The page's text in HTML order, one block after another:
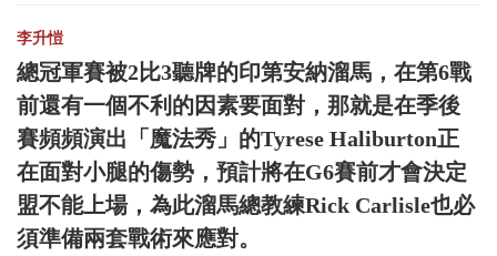
李升愷
總冠軍賽被2比3聽牌的印第安納溜馬，在第6戰
前還有一個不利的因素要面對，那就是在季後
賽頻頻演出「魔法秀」的Tyrese Haliburton正
在面對小腿的傷勢，預計將在G6賽前才會決定
盟不能上場，為此溜馬總教練Rick Carlisle也必
須準備兩套戰術來應對。